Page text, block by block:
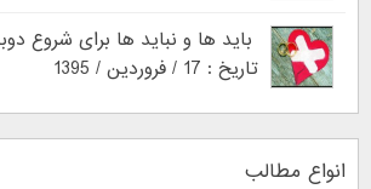
باید ها و نباید ها برای شروع
تاریخ : 17 / فروردین / 1395
انواع مطالب